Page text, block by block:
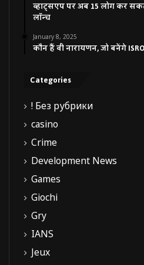
व्हाट्सएप पर अब 15 लोग कर
लॉन्च
January 8, 2025
कौन हैं वी नारायणन, जो बनेंगे
Categories
! Без рубрики
casino
Crime
Development News
Games
Giochi
Gry
IANS
Jeux